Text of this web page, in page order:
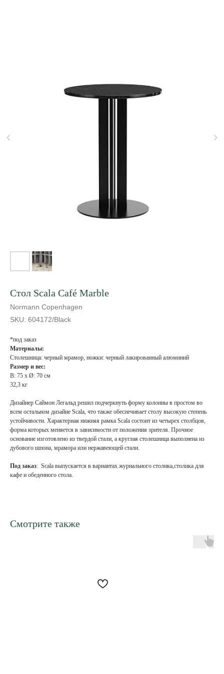
Стол Scala Café Marble
Normann Copenhagen
SKU: 604172/Black
*под заказ
Материалы:
Столешница: черный мрамор, ножки: черный лакированный алюминий
Размер и вес:
В: 75 x Ø: 70 см
32,3 кг
Дизайнер Саймон Легальд решил подчеркнуть форму колонны в простом во
всем остальном дизайне Scala, что также обеспечивает столу высокую степень
устойчивости. Характерная нижняя рамка Scala состоит из четырех столбцов,
форма которых меняется в зависимости от положения зрителя. Прочное
основание изготовлено из твердой стали, а круглая столешница выполнена из
дубового шпона, мрамора или нержавеющей стали.
Под заказ: Scala выпускается в вариантах журнального столика,столика для
кафе и обеденного стола.
Смотрите также